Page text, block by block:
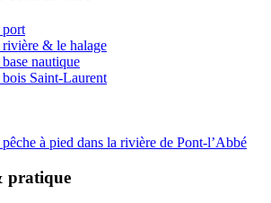
& le halage
nautique
Saint-Laurent
à pied dans la rivière de Pont-l’Abbé
pratique